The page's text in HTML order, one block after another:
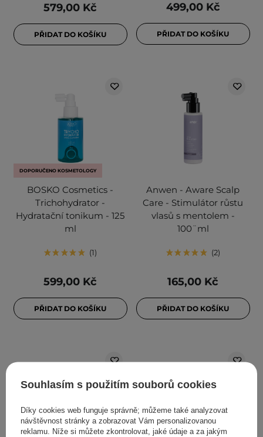
579,00 Kč
PŘIDAT DO KOŠÍKU
499,00 Kč
PŘIDAT DO KOŠÍKU
DOPORUČENO KOSMETOLOGY
BOSKO Cosmetics -
Trichohydrator -
Hydratační tonikum - 125
ml
1
599,00 Kč
PŘIDAT DO KOŠÍKU
Anwen - Aware Scalp
Care - Stimulátor růstu
vlasů s mentolem -
100¨ml
2
165,00 Kč
PŘIDAT DO KOŠÍKU
Souhlasím s použitím souborů cookies
Díky cookies web funguje správně; můžeme také analyzovat
návštěvnost stránky a zobrazovat Vám personalizovanou
reklamu. Níže si můžete zkontrolovat, jaké údaje a za jakým